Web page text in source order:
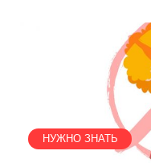
НУЖНО ЗНАТЬ